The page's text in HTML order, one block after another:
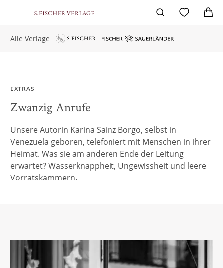
Alle Verlage
EXTRAS
Zwanzig Anrufe
Unsere Autorin Karina Sainz Borgo, selbst in
Venezuela geboren, telefoniert mit Menschen in ihrer
Heimat. Was sie am anderen Ende der Leitung
erwartet? Wasserknappheit, Ungewissheit und leere
Vorratskammern.